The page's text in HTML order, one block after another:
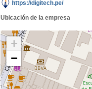
https://digitech.pe/
Ubicación de la empresa
+
−